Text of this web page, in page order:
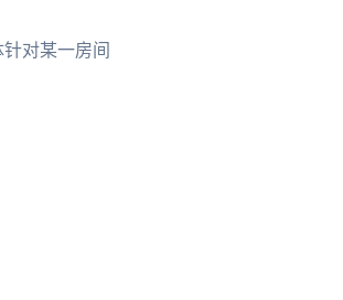
对某一房间